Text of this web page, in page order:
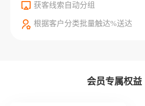
获客线索自动分组
根据客户分类批量触达%送达
会员专属权益